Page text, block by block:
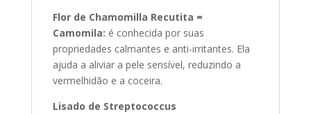
Flor de Chamomilla Recutita =
Camomila: é conhecida por suas
propriedades calmantes e anti-irritantes. Ela
ajuda a aliviar a pele sensível, reduzindo a
vermelhidão e a coceira.
Lisado de Streptococcus